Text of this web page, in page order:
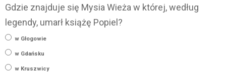
Gdzie znajduje się Mysia Wieża w której, według
legendy, umarł książę Popiel?
w Głogowie
w Gdańsku
w Kruszwicy